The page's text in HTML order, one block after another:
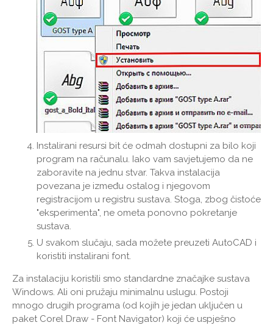
Instalirani resursi bit će odmah dostupni za bilo koji
program na računalu. Iako vam savjetujemo da ne
zaboravite na jednu stvar. Takva instalacija
povezana je između ostalog i njegovom
registracijom u registru sustava. Stoga, zbog čistoće
"eksperimenta", ne ometa ponovno pokretanje
sustava.
U svakom slučaju, sada možete preuzeti AutoCAD i
koristiti instalirani font.
Za instalaciju koristili smo standardne značajke sustava
Windows. Ali oni pružaju minimalnu uslugu. Postoji
mnogo drugih programa (od kojih je jedan uključen u
paket Corel Draw - Font Navigator) koji će uspješno